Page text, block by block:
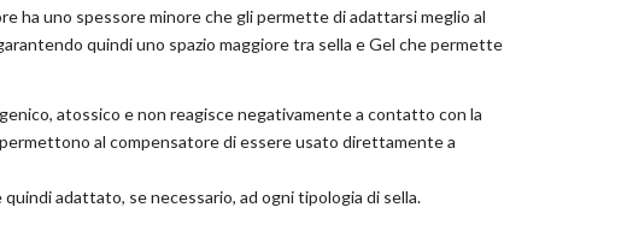
ha uno spessore minore che gli permette di adattarsi meglio al
quindi uno spazio maggiore tra sella e Gel che permette
atossico e non reagisce negativamente a contatto con la
al compensatore di essere usato direttamente a
adattato, se necessario, ad ogni tipologia di sella.